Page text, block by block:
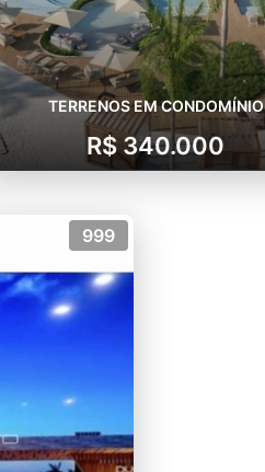
TERRENOS EM CONDOMÍNIO
R$ 340.000
999